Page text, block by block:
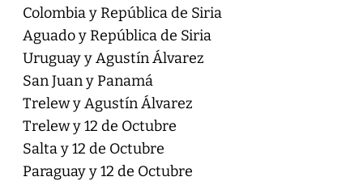
Colombia y República de Siria
Aguado y República de Siria
Uruguay y Agustín Álvarez
San Juan y Panamá
Trelew y Agustín Álvarez
Trelew y 12 de Octubre
Salta y 12 de Octubre
Paraguay y 12 de Octubre